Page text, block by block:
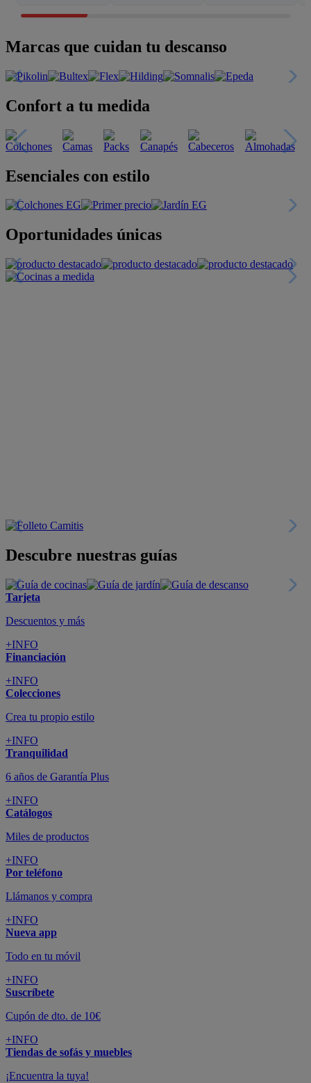
Marcas que cuidan tu descanso
Confort a tu medida
Esenciales con estilo
Oportunidades únicas
Descubre nuestras guías
Tarjeta
Descuentos y más
+INFO
Financiación
+INFO
Colecciones
Crea tu propio estilo
+INFO
Tranquilidad
6 años de Garantía Plus
+INFO
Catálogos
Miles de productos
+INFO
Por teléfono
Llámanos y compra
+INFO
Nueva app
Todo en tu móvil
+INFO
Suscríbete
Cupón de dto. de 10€
+INFO
Tiendas de sofás y muebles
¡Encuentra la tuya!